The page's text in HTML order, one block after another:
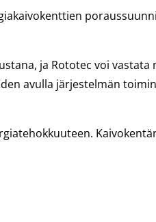
ja Rototec voi vastata
avulla järjestelmän